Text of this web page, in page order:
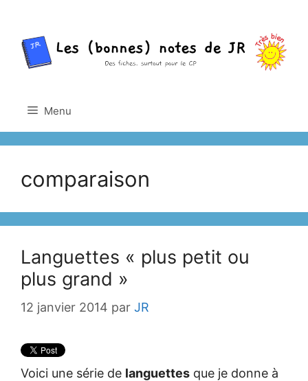
contenu
Menu
comparaison
Languettes « plus petit ou
plus grand »
12 janvier 2014 par JR
Voici une série de languettes que je donne à